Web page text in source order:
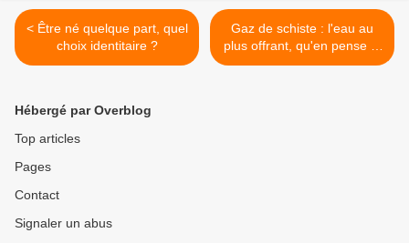
< Être né quelque part, quel
choix identitaire ?
Gaz de schiste : l'eau au
plus offrant, qu'en pense le
ministère de l'agriculture ?
Hébergé par Overblog
Top articles
Pages
Contact
Signaler un abus